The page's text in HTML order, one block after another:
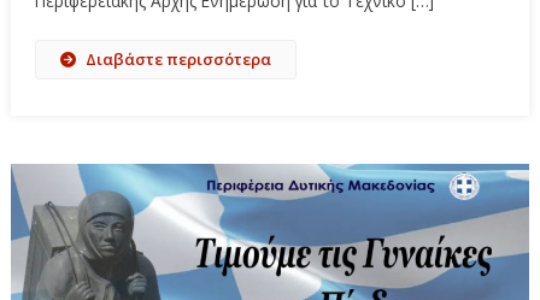
Διαβάστε περισσότερα